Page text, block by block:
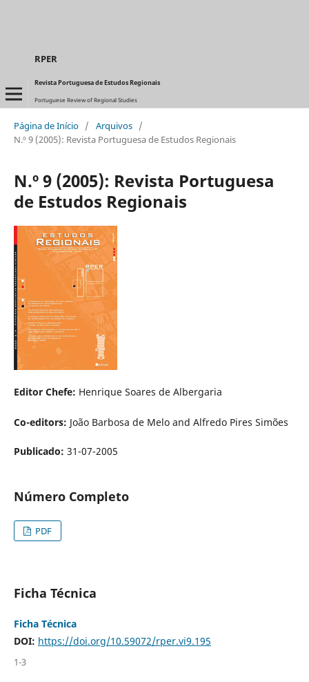
RPER
Revista Portuguesa de Estudos Regionais
Portuguese Review of Regional Studies
Página de Início / Arquivos /
N.º 9 (2005): Revista Portuguesa de Estudos Regionais
N.º 9 (2005): Revista Portuguesa
de Estudos Regionais
Editor Chefe: Henrique Soares de Albergaria
Co-editors: João Barbosa de Melo and Alfredo Pires Simões
Publicado: 31-07-2005
Número Completo
PDF
Ficha Técnica
Ficha Técnica
DOI: https://doi.org/10.59072/rper.vi9.195
1-3